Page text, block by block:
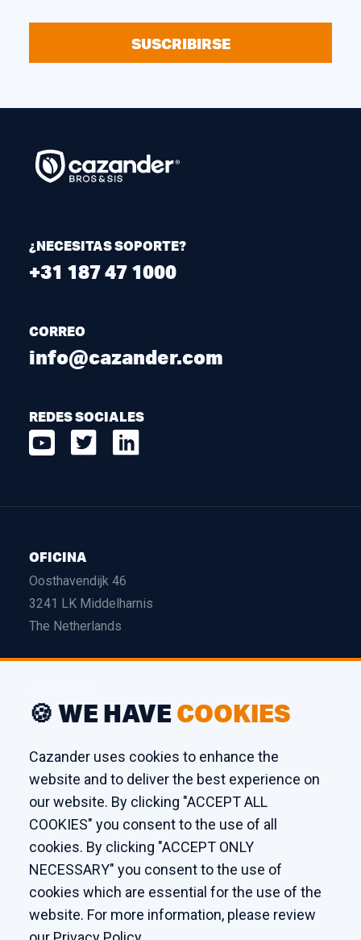
SUSCRIBIRSE
¿NECESITAS SOPORTE?
+31 187 47 1000
CORREO
info@cazander.com
REDES SOCIALES
OFICINA
Oosthavendijk 46
3241 LK Middelharnis
The Netherlands
Edison 26
The Netherlands
TALLER
Kaagstraat 7
8102 GZ Raalte
The Netherlands
🍪 WE HAVECOOKIES
Cazander uses cookies to enhance the
website and to deliver the best experience on
our website. By clicking "ACCEPT ALL
COOKIES" you consent to the use of all
cookies. By clicking "ACCEPT ONLY
NECESSARY" you consent to the use of
cookies which are essential for the use of the
website. For more information, please review